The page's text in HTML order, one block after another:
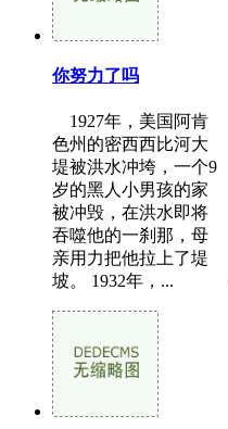
你努力了吗
1927年，美国阿肯
色州的密西西比河大
堤被洪水冲垮，一个9
岁的黑人小男孩的家
被冲毁，在洪水即将
吞噬他的一刹那，母
亲用力把他拉上了堤
坡。 1932年，...